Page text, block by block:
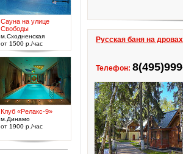
Русская баня на
Телефон:
Сауна на улице
Свободы
м.Сходненская
от 1500 р./час
Клуб «Релакс-9»
м.Динамо
от 1900 р./час